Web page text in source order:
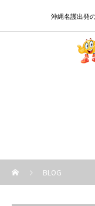
沖縄名護出発
BLOG